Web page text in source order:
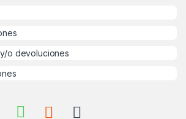
o devoluciones